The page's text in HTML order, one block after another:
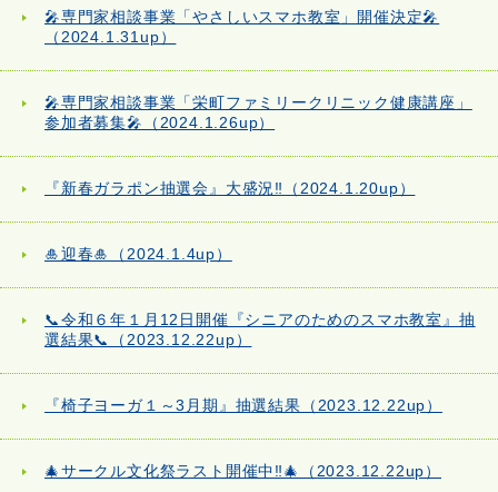
🎤専門家相談事業「やさしいスマホ教室」開催決定🎤
（2024.1.31up）
🎤専門家相談事業「栄町ファミリークリニック健康講座」
参加者募集🎤（2024.1.26up）
『新春ガラポン抽選会』大盛況‼（2024.1.20up）
🎍迎春🎍（2024.1.4up）
📞令和６年１月12日開催『シニアのためのスマホ教室』抽
選結果📞（2023.12.22up）
『椅子ヨーガ１～3月期』抽選結果（2023.12.22up）
🎄サークル文化祭ラスト開催中‼🎄（2023.12.22up）